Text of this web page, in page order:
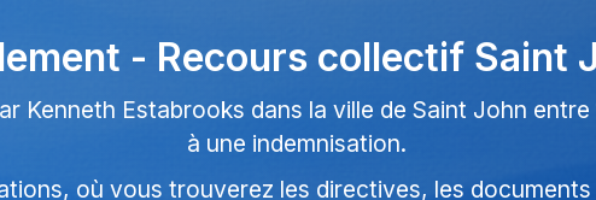
- Recours collectif Saint
Kenneth Estabrooks dans la ville de Saint John
à une indemnisation.
où vous trouverez les directives, les